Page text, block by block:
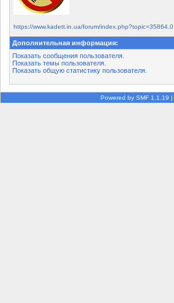
https://www.kadett.in.ua/forum/index.php?topic=35864.0
Дополнительная информация:
Показать сообщения пользователя.
Показать темы пользователя.
Показать общую статистику пользователя.
Powered by SMF 1.1.19 |